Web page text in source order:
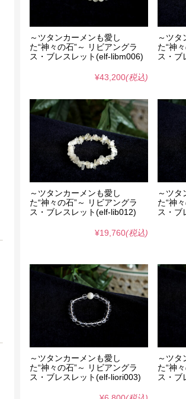
～ツタンカーメンも愛し
た“神々の石”～ リビアングラ
ス・ブレスレット(elf-libm006)
¥43,200(税込)
～ツタ
た“神
ス・ブ
～ツタンカーメンも愛し
た“神々の石”～ リビアングラ
ス・ブレスレット(elf-lib012)
¥19,760(税込)
～ツタ
た“神
ス・ブ
～ツタンカーメンも愛し
た“神々の石”～ リビアングラ
ス・ブレスレット(elf-liori003)
～ツタ
た“神
ス・ブ